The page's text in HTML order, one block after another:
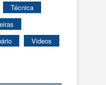
Técnica
Videos